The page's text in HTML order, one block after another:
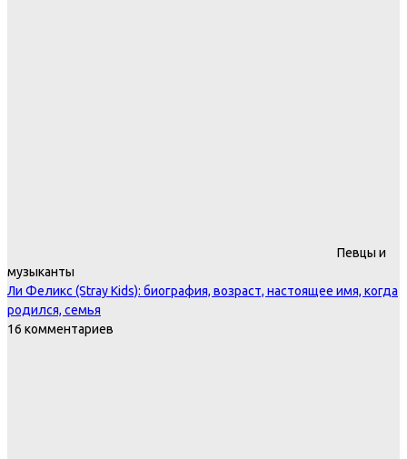
Певцы и
музыканты
Ли Феликс (Stray Kids): биография, возраст, настоящее имя, когда
родился, семья
16 комментариев